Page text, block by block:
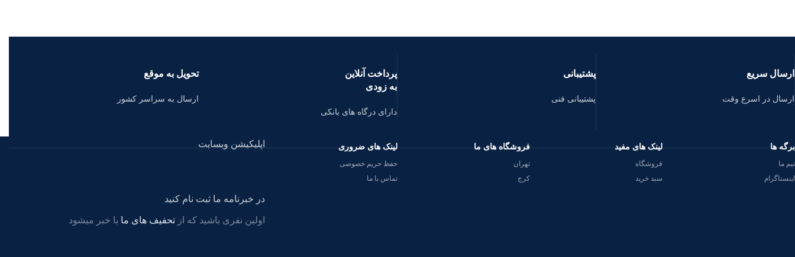
ارسال سریع
ارسال در اسرع وقت
پشتیبانی
پشتیبانی فنی
پرداخت آنلاین
به زودی
دارای درگاه های بانکی
تحویل به موقع
ارسال به سراسر کشور
برگه ها
تیم ما
اینستاگرام
لینک های مفید
فروشگاه
سبد خرید
فروشگاه های ما
تهران
کرج
لینک های ضروری
حفظ حریم خصوصی
تماس با ما
اپلیکیشن وبسایت
در خبرنامه ما ثبت نام کنید
اولین نفری باشید که از تحفیف های ما با خبر میشود